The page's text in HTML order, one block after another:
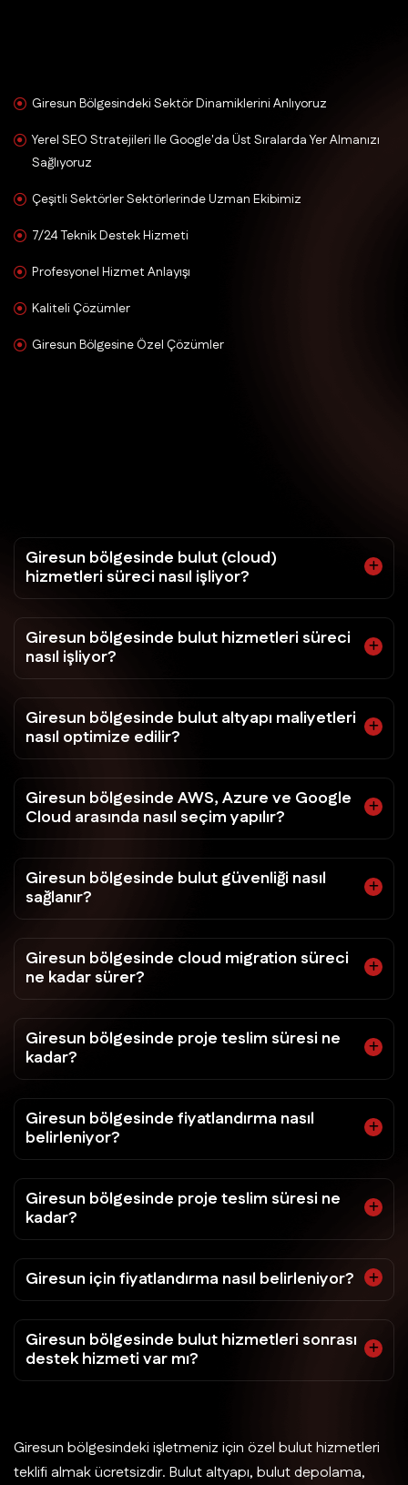
Giresun Bölgesindeki Sektör Dinamiklerini Anlıyoruz
Yerel SEO Stratejileri Ile Google'da Üst Sıralarda Yer Almanızı
Sağlıyoruz
Çeşitli Sektörler Sektörlerinde Uzman Ekibimiz
7/24 Teknik Destek Hizmeti
Profesyonel Hizmet Anlayışı
Kaliteli Çözümler
Giresun Bölgesine Özel Çözümler
Giresun bölgesinde bulut (cloud)
hizmetleri süreci nasıl işliyor?
Giresun bölgesinde bulut hizmetleri süreci
nasıl işliyor?
Giresun bölgesinde bulut altyapı maliyetleri
nasıl optimize edilir?
Giresun bölgesinde AWS, Azure ve Google
Cloud arasında nasıl seçim yapılır?
Giresun bölgesinde bulut güvenliği nasıl
sağlanır?
Giresun bölgesinde cloud migration süreci
ne kadar sürer?
Giresun bölgesinde proje teslim süresi ne
kadar?
Giresun bölgesinde fiyatlandırma nasıl
belirleniyor?
Giresun bölgesinde proje teslim süresi ne
kadar?
Giresun için fiyatlandırma nasıl belirleniyor?
Giresun bölgesinde bulut hizmetleri sonrası
destek hizmeti var mı?
Giresun bölgesindeki işletmeniz için özel bulut hizmetleri
teklifi almak ücretsizdir. Bulut altyapı, bulut depolama,